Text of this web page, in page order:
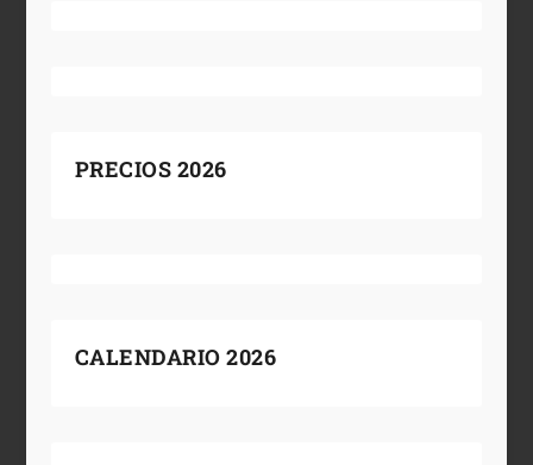
PRECIOS 2026
CALENDARIO 2026